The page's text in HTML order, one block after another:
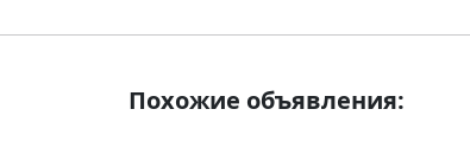
Похожие объявления: